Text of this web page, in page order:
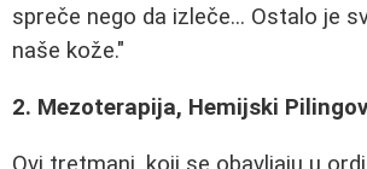
spreče nego da izleče... Ostalo je
naše kože."
2. Mezoterapija, Hemijski
Ovi tretmani, koji se obavljaju u